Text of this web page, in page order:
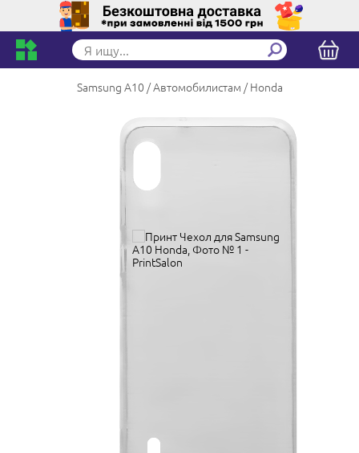
Samsung A10 Автомобилистам Honda